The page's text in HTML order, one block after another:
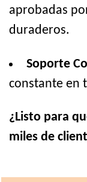
aprobadas
duraderos.
Soporte
constante en
¿Listo para
miles de